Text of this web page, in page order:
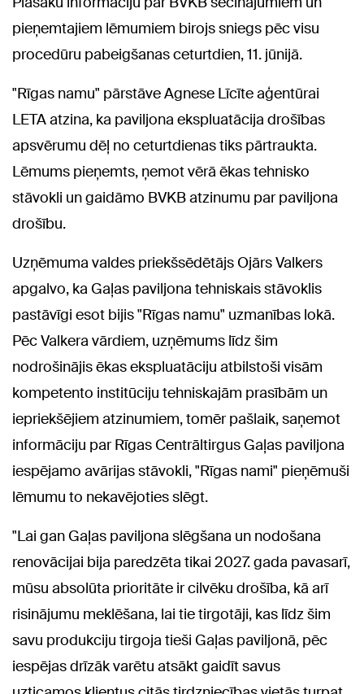
pieņemtajiem lēmumiem birojs sniegs pēc visu
procedūru pabeigšanas ceturtdien, 11. jūnijā.
"Rīgas namu" pārstāve Agnese Līcīte aģentūrai
LETA atzina, ka paviljona ekspluatācija drošības
apsvērumu dēļ no ceturtdienas tiks pārtraukta.
Lēmums pieņemts, ņemot vērā ēkas tehnisko
stāvokli un gaidāmo BVKB atzinumu par paviljona
drošību.
Uzņēmuma valdes priekšsēdētājs Ojārs Valkers
apgalvo, ka Gaļas paviljona tehniskais stāvoklis
pastāvīgi esot bijis "Rīgas namu" uzmanības lokā.
Pēc Valkera vārdiem, uzņēmums līdz šim
nodrošinājis ēkas ekspluatāciju atbilstoši visām
kompetento institūciju tehniskajām prasībām un
iepriekšējiem atzinumiem, tomēr pašlaik, saņemot
informāciju par Rīgas Centrāltirgus Gaļas paviljona
iespējamo avārijas stāvokli, "Rīgas nami" pieņēmuši
lēmumu to nekavējoties slēgt.
"Lai gan Gaļas paviljona slēgšana un nodošana
renovācijai bija paredzēta tikai 2027. gada pavasarī,
mūsu absolūta prioritāte ir cilvēku drošība, kā arī
risinājumu meklēšana, lai tie tirgotāji, kas līdz šim
savu produkciju tirgoja tieši Gaļas paviljonā, pēc
iespējas drīzāk varētu atsākt gaidīt savus